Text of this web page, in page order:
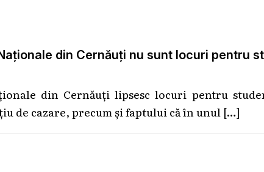
din Cernăuți nu sunt locuri pentru
din Cernăuți lipsesc locuri pentru
de cazare, precum și faptului că în unul […]